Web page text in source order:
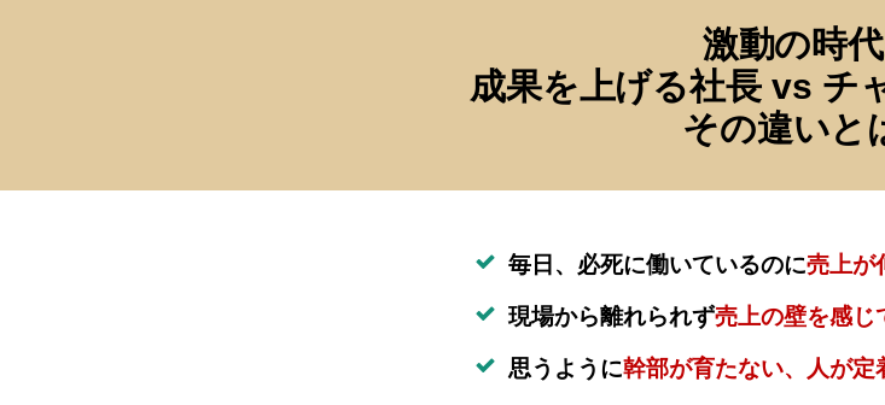
激動の時代
成果を上げる社長 vs チ
その違い
毎日、必死に働いているのに売上が
現場から離れられず売上の壁を感じ
思うように幹部が育たない、人が